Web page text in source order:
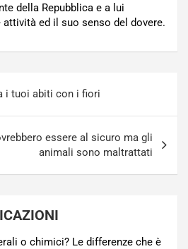
della Repubblica e a lui
ed il suo senso del dovere.
i tuoi abiti con i fiori
essere al sicuro ma gli
animali sono maltrattati
o chimici? Le differenze che è